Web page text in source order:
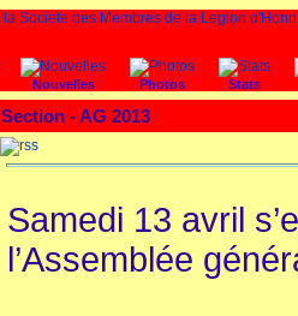
Nouvelles Photos Stats
Section - AG 2013
Samedi 13 avril
l’Assemblée